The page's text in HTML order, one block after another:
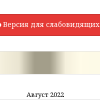
Версия для слабовидящих
Август 2022